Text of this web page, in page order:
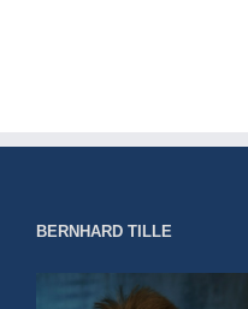
BERNHARD TILLE